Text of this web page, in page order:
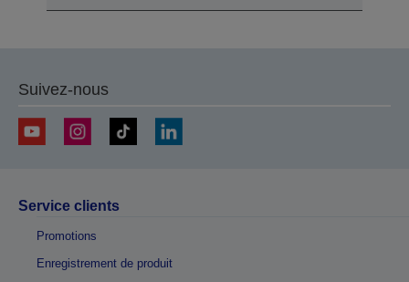
Suivez-nous
Service clients
Promotions
Enregistrement de produit